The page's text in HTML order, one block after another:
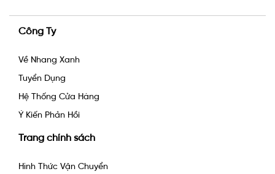
Công Ty
Về Nhang Xanh
Tuyển Dụng
Hệ Thống Cửa Hàng
Ý Kiến Phản Hồi
Trang chính sách
Hình Thức Vận Chuyển